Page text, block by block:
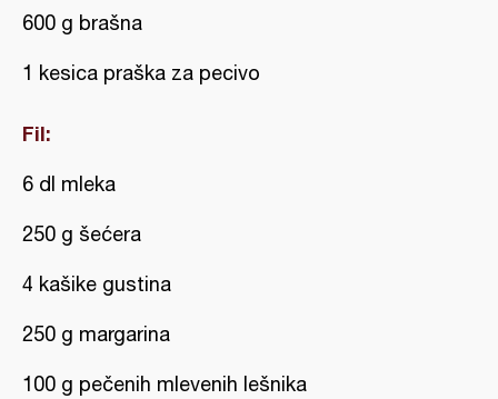
600 g brašna
1 kesica praška za pecivo
Fil:
6 dl mleka
250 g šećera
4 kašike gustina
250 g margarina
100 g pečenih mlevenih lešnika